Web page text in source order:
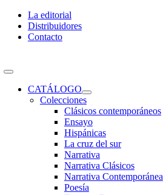
Skip
content
La editorial
Distribuidores
Contacto
Toggle
NavigationCATÁLOGO
Colecciones
Clásicos contemporáneos
Ensayo
Hispánicas
La cruz del sur
Narrativa
Narrativa Clásicos
Narrativa Contemporánea
Poesía